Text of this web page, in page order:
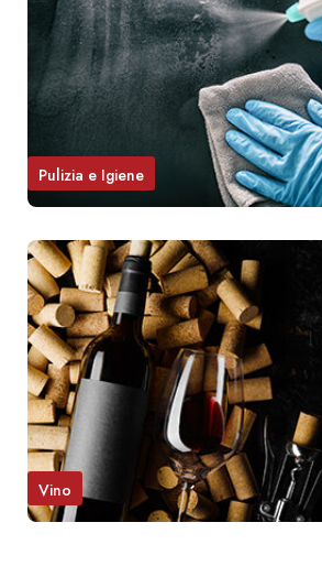
Pulizia e Igiene
Vino